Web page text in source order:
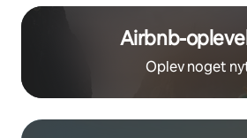
Airbnb-
Oplev noget